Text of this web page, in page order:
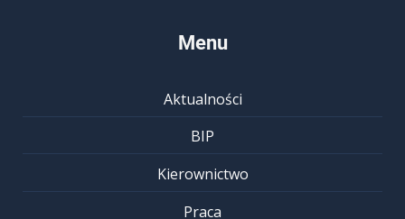
Menu
Aktualności
BIP
Kierownictwo
Praca